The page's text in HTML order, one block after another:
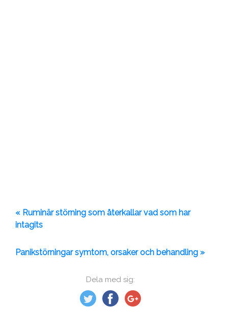
Dela med sig:
« Ruminär störning som återkallar vad som har
intagits
Panikstörningar symtom, orsaker och behandling »